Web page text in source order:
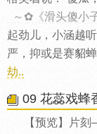
～✿《滑头傻小
起劲儿，小涵越
严，抑或是赛貂蝉
劫..
09 花蕊戏蜂
【预览】片